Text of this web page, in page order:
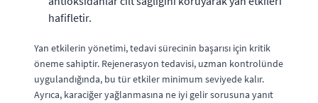
hafifletir.
Yan etkilerin yönetimi, tedavi sürecinin başarısı için kritik
öneme sahiptir. Rejenerasyon tedavisi, uzman kontrolünde
uygulandığında, bu tür etkiler minimum seviyede kalır.
Ayrıca, karaciğer yağlanmasına ne iyi gelir sorusuna yanıt